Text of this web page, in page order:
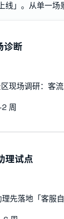
线」。从单一场
诊断
现场调研：客
周
理试点
理先落地「客服